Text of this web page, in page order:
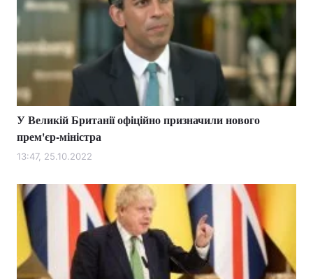
У Великій Британії офіційно призначили нового
прем'єр-міністра
13:47, 25.10.2022